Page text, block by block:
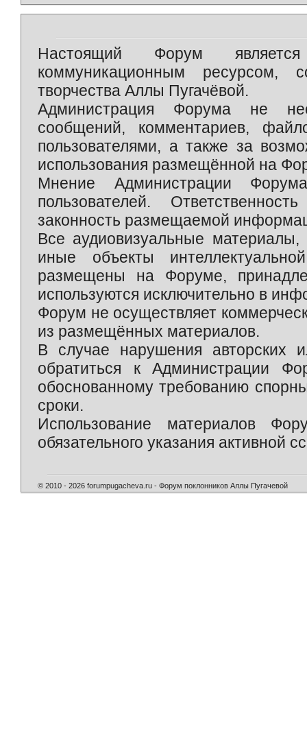
Настоящий Форум является
коммуникационным ресурсом,
творчества Аллы Пугачёвой.
Администрация Форума не
сообщений, комментариев,
пользователями, а также за
использования размещённой на
Мнение Администрации
пользователей.
законность размещаемой
Все аудиовизуальные
иные объекты
размещены на Форуме,
используются исключительно в
Форум не осуществляет
из размещённых материалов.
В случае нарушения авторских
обратиться к Администрации
обоснованному требованию
сроки.
Использование материалов
обязательного указания активной
© 2010 - 2026 forumpugacheva.ru - Форум поклонников Аллы Пугачевой